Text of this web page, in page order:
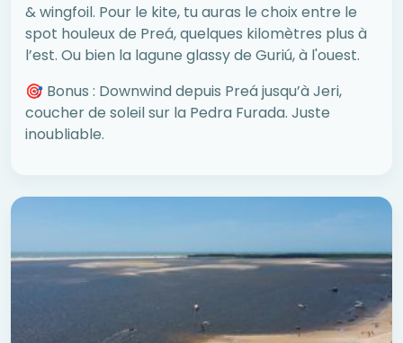
& wingfoil. Pour le kite, tu auras le choix entre le
spot houleux de Preá, quelques kilomètres plus à
l’est. Ou bien la lagune glassy de Guriú, à l'ouest.
🎯 Bonus : Downwind depuis Preá jusqu’à Jeri,
coucher de soleil sur la Pedra Furada. Juste
inoubliable.